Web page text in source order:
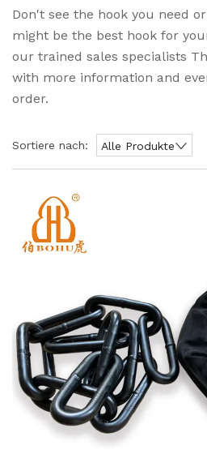
Don't see the hook you need
might be the best hook for
our trained sales specialists
with more information and
order.
Sortiere nach: Alle Produkte